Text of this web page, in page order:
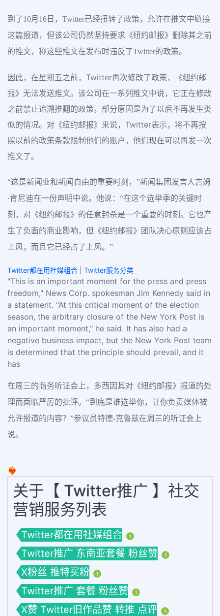
到了10月16日，Twitter已经扭转了政策，允许在推文中链接
这篇报道，但该公司仍然坚持要求《纽约邮报》删除其之前
的推文，称这些推文在发布时违反了Twitter的政策。
因此，在星期五之前，Twitter再次修改了政策，《纽约邮
报》无法发送推文。该公司在一系列推文中说，它正在修改
之前禁止追溯推翻的政策，部分原因是为了以后不再发生类
似的情况。对《纽约邮报》来说，Twitter表示，将不再按
照以前的政策条款限制他们的账户，他们现在可以再发一次
推文了。
“这是新闻业和新闻自由的重要时刻，”新闻集团发言人吉姆
·肯尼迪在一份声明中说。他说：“在这个选举季的关键时
刻，对《纽约邮报》的任意封杀是一个重要的时刻。它也产
生了负面的商业影响，但《纽约邮报》团队决心原则应该占
上风，而且它已经占了上风。”
Twitter都在用社媒组合 Twitter服务分类
"This is an important moment for the press and press
freedom," News Corp. spokesman Jim Kennedy said in
a statement. "At this critical moment of the election
season, the arbitrary closure of the New York Post is
an important moment," he said. It has also had a
negative business impact, but the New York Post team
is determined that the principle should prevail, and it
has
在周三的商务听证会上，多西因其对《纽约邮报》报道的处
理而面临严厉的批评。“到底是谁选举你，让你负责媒体被
允许报道的内容？”参议员特德-克鲁兹在周三的听证会上
说。
❤️‍🔥
关于【 Twitter推广 】社交
营销服务列表
Twitter都在用社媒组合 1
Twitter推广 东南亚套餐 粉丝赞 1
X粉丝 推特买粉 1
Twitter推广 套餐 粉丝赞 1
X赞 Twitter旧作品赞 转推 点评 1